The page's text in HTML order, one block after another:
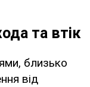
та втік
близько
від